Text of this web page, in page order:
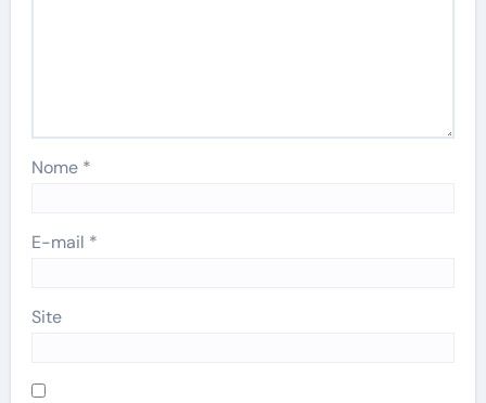
Nome *
E-mail *
Site